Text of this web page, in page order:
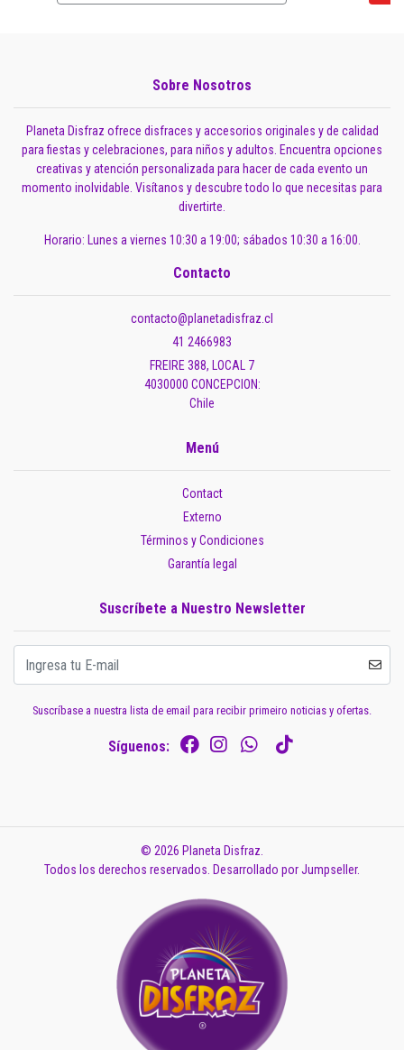
Sobre Nosotros
Planeta Disfraz ofrece disfraces y accesorios originales y de calidad
para fiestas y celebraciones, para niños y adultos. Encuentra opciones
creativas y atención personalizada para hacer de cada evento un
momento inolvidable. Visítanos y descubre todo lo que necesitas para
divertirte.
Horario: Lunes a viernes 10:30 a 19:00; sábados 10:30 a 16:00.
Contacto
contacto@planetadisfraz.cl
41 2466983
FREIRE 388, LOCAL 7
4030000 CONCEPCION:
Chile
Menú
Contact
Externo
Términos y Condiciones
Garantía legal
Suscríbete a Nuestro Newsletter
Suscríbase a nuestra lista de email para recibir primeiro noticias y ofertas.
Síguenos:
© 2026 Planeta Disfraz.
Todos los derechos reservados. Desarrollado por Jumpseller.